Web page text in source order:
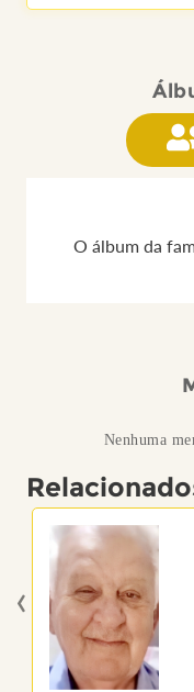
O álbum da
Nenhuma
‹